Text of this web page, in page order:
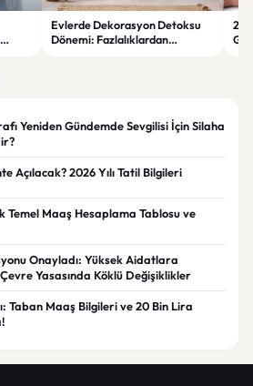
Evlerde Dekorasyon Detoksu
Dönemi: Fazlalıklardan
Yeniden Gündemde Sevgilisi İçin Silaha
Açılacak? 2026 Yılı Tatil Bilgileri
Temel Maaş Hesaplama Tablosu ve
Onayladı: Yüksek Aidatlara
Yasasında Köklü Değişiklikler
Taban Maaş Bilgileri ve 20 Bin Lira